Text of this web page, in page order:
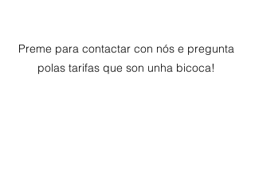
Preme para contactar con nós e pregunta
polas tarifas que son unha bicoca!